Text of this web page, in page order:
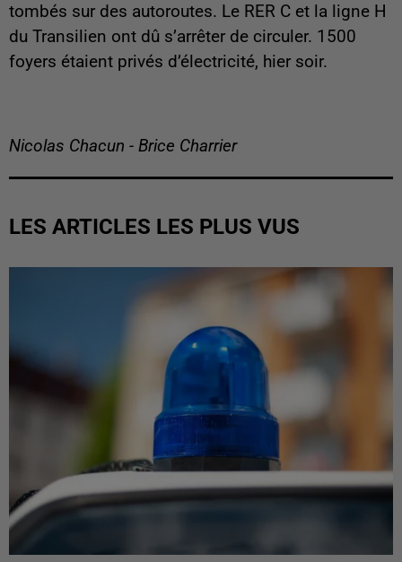
tombés sur des autoroutes. Le RER C et la ligne H
du Transilien ont dû s’arrêter de circuler. 1500
foyers étaient privés d’électricité, hier soir.
Nicolas Chacun - Brice Charrier
LES ARTICLES LES PLUS VUS